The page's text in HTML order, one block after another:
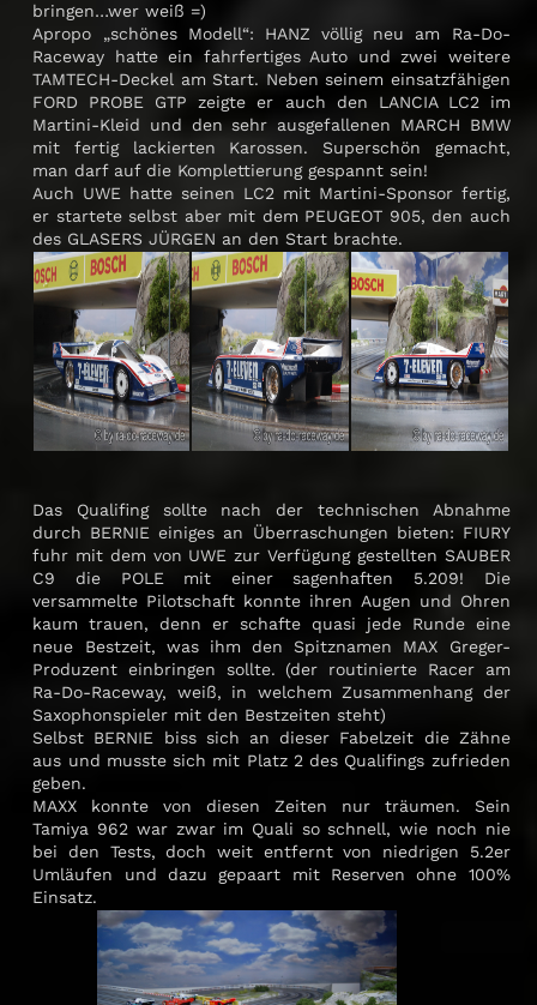
bringen…wer weiß =)
Apropo „schönes Modell“: HANZ völlig neu am Ra-Do-
Raceway hatte ein fahrfertiges Auto und zwei weitere
TAMTECH-Deckel am Start. Neben seinem einsatzfähigen
FORD PROBE GTP zeigte er auch den LANCIA LC2 im
Martini-Kleid und den sehr ausgefallenen MARCH BMW
mit fertig lackierten Karossen. Superschön gemacht,
man darf auf die Komplettierung gespannt sein!
Auch UWE hatte seinen LC2 mit Martini-Sponsor fertig,
er startete selbst aber mit dem PEUGEOT 905, den auch
des GLASERS JÜRGEN an den Start brachte.
Das Qualifing sollte nach der technischen Abnahme
durch BERNIE einiges an Überraschungen bieten: FIURY
fuhr mit dem von UWE zur Verfügung gestellten SAUBER
C9 die POLE mit einer sagenhaften 5.209! Die
versammelte Pilotschaft konnte ihren Augen und Ohren
kaum trauen, denn er schafte quasi jede Runde eine
neue Bestzeit, was ihm den Spitznamen MAX Greger-
Produzent einbringen sollte. (der routinierte Racer am
Ra-Do-Raceway, weiß, in welchem Zusammenhang der
Saxophonspieler mit den Bestzeiten steht)
Selbst BERNIE biss sich an dieser Fabelzeit die Zähne
aus und musste sich mit Platz 2 des Qualifings zufrieden
geben.
MAXX konnte von diesen Zeiten nur träumen. Sein
Tamiya 962 war zwar im Quali so schnell, wie noch nie
bei den Tests, doch weit entfernt von niedrigen 5.2er
Umläufen und dazu gepaart mit Reserven ohne 100%
Einsatz.